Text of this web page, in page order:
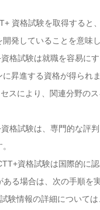
資格試験を取得する
発していることを意味
格試験は就職を容易に
昇進する資格が得られ
スにより、関連分野の
格試験は、専門的な評
資格試験は国際的に
る場合は、次の手順を
験情報の詳細について